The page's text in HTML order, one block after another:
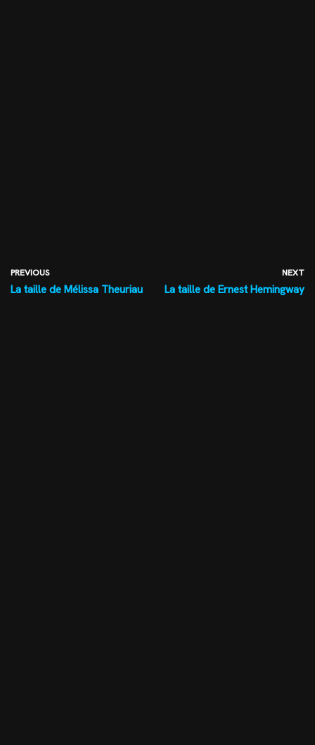
PREVIOUS
La taille de Mélissa Theuriau
NEXT
La taille de Ernest Hemingway